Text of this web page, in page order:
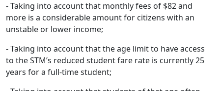
- Taking into account that monthly fees of $82 and
more is a considerable amount for citizens with an
unstable or lower income;
- Taking into account that the age limit to have access
to the STM’s reduced student fare rate is currently 25
years for a full-time student;